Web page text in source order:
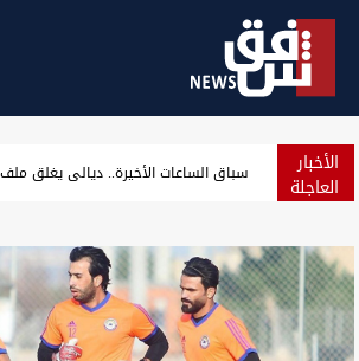
الأخبار
العاجلة خاما البصرة ينهيان الأسبوع على تراجع